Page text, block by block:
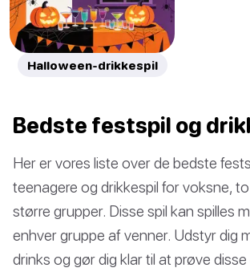
Halloween-drikkespil
Bedste festspil og
Her er vores liste over de bedste
teenagere og drikkespil for voksne,
større grupper. Disse spil kan spilles
enhver gruppe af venner. Udstyr dig
drinks og gør dig klar til at prøve